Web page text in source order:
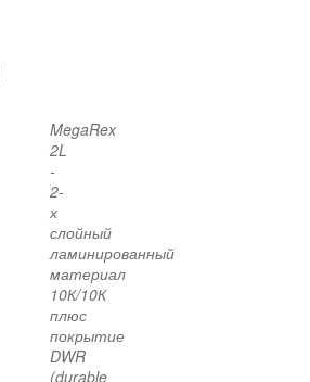
MegaRex
2L
-
2-
х
слойный
ламинированный
материал
10К/10К
плюс
покрытие
DWR
(durable